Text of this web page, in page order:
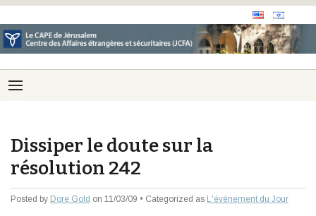
Dissiper le doute sur la
résolution 242
Posted by Dore Gold on 11/03/09 • Categorized as L'événement du Jour